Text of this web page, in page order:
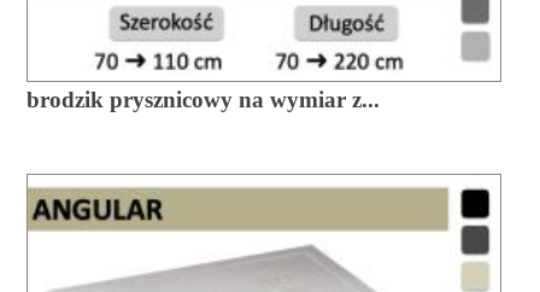
brodzik prysznicowy na wymiar z...